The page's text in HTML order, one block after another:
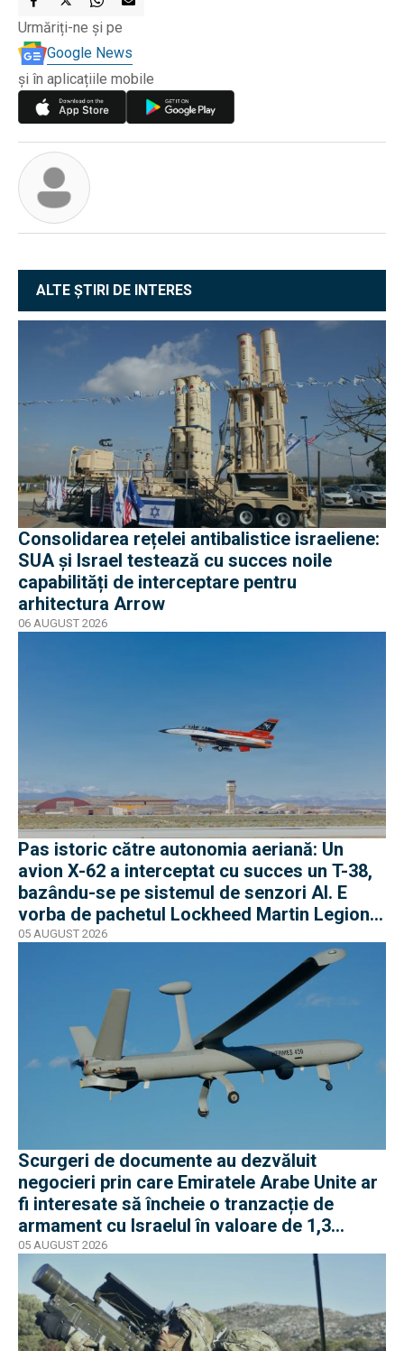
Urmăriți-ne și pe
Google News
și în aplicațiile mobile
ALTE ȘTIRI DE INTERES
Consolidarea rețelei antibalistice israeliene:
SUA și Israel testează cu succes noile
capabilități de interceptare pentru
arhitectura Arrow
06 AUGUST 2026
Pas istoric către autonomia aeriană: Un
avion X-62 a interceptat cu succes un T-38,
bazându-se pe sistemul de senzori AI. E
vorba de pachetul Lockheed Martin Legion
Pod
05 AUGUST 2026
Scurgeri de documente au dezvăluit
negocieri prin care Emiratele Arabe Unite ar
fi interesate să încheie o tranzacție de
armament cu Israelul în valoare de 1,3
miliarde de dolari
05 AUGUST 2026